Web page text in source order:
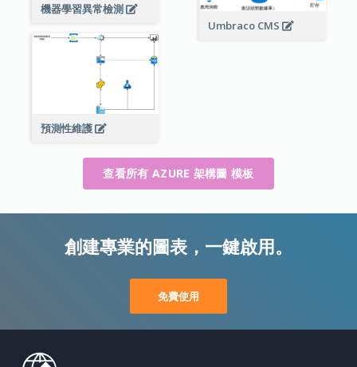
Umbraco CMS
機器學習異常檢測
預測性維護
查看所有 AZURE 架構圖 模板
創建專業的圖表，一鍵啟用。
免費使用